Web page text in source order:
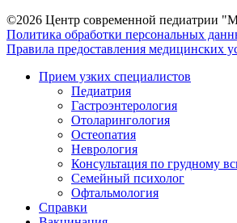
©2026 Центр современной педиатрии
Политика обработки персональных
Правила предоставления медицинских
Прием узких специалистов
Педиатрия
Гастроэнтерология
Отоларингология
Остеопатия
Неврология
Консультация по грудному
Семейный психолог
Офтальмология
Справки